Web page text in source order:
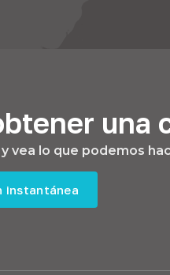
una
vea lo que podemos
instantánea